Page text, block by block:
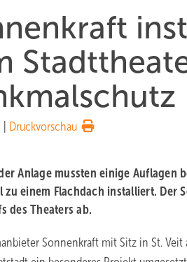
Druckvorschau
Anlage mussten einige Auflagen
zu einem Flachdach installiert. Der
des Theaters ab.
Sonnenkraft mit Sitz in St.